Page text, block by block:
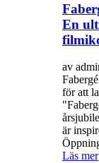
En
av
för att
är
Läs mer